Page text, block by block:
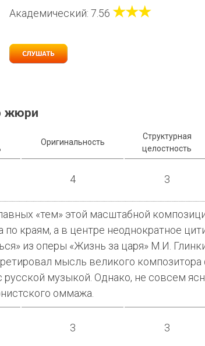
Академический: 7.56 ★★★
жюри
Оригинальность
Структурная
целостность
4 3
«тем» этой масштабной
по краям, а в центре неоднократное
из оперы «Жизнь за царя» М.И.
мысль великого
русской музыкой. Однако, не совсем
оммажа.
3 3